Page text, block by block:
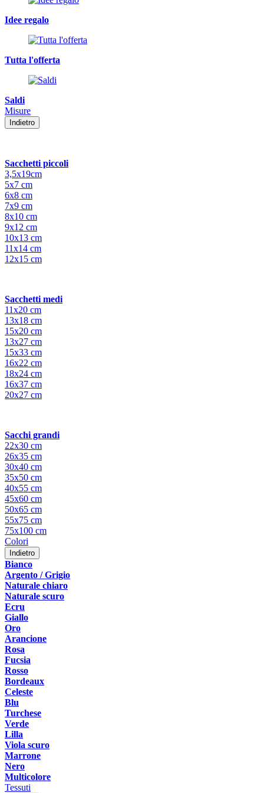
Idee regalo
Tutta l'offerta
Saldi
Misure
Indietro
Sacchetti piccoli
3,5x19cm
5x7 cm
6x8 cm
7x9 cm
8x10 cm
9x12 cm
10x13 cm
11x14 cm
12x15 cm
Sacchetti medi
11x20 cm
13x18 cm
15x20 cm
13x27 cm
15x33 cm
16x22 cm
18x24 cm
16x37 cm
20x27 cm
Sacchi grandi
22x30 cm
26x35 cm
30x40 cm
35x50 cm
40x55 cm
45x60 cm
50x65 cm
55x75 cm
75x100 cm
Colori
Indietro
Bianco
Argento / Grigio
Naturale chiaro
Naturale scuro
Ecru
Giallo
Oro
Arancione
Rosa
Fucsia
Rosso
Bordeaux
Celeste
Blu
Turchese
Verde
Lilla
Viola scuro
Marrone
Nero
Multicolore
Tessuti